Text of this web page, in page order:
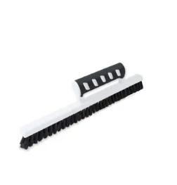
woven
Applicering av lim:
väggen
Leverantörens